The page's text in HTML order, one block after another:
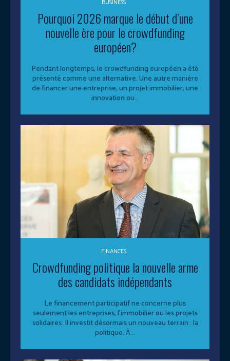
BUSINESS
Pourquoi 2026 marque le début d’une
nouvelle ère pour le crowdfunding
européen?
Pendant longtemps, le crowdfunding européen a été
présenté comme une alternative. Une autre manière
de financer une entreprise, un projet immobilier, une
innovation ou...
FINANCES
Crowdfunding politique la nouvelle arme
des candidats indépendants
Le financement participatif ne concerne plus
seulement les entreprises, l’immobilier ou les projets
solidaires. Il investit désormais un nouveau terrain : la
politique. À...